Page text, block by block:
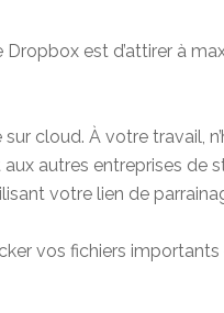
est d’attirer à
cloud. À votre travail,
autres entreprises de
votre lien de
vos fichiers